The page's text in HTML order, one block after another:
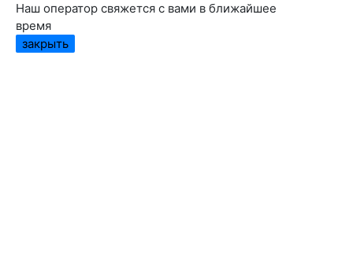
Наш оператор свяжется с вами в ближайшее
время
закрыть